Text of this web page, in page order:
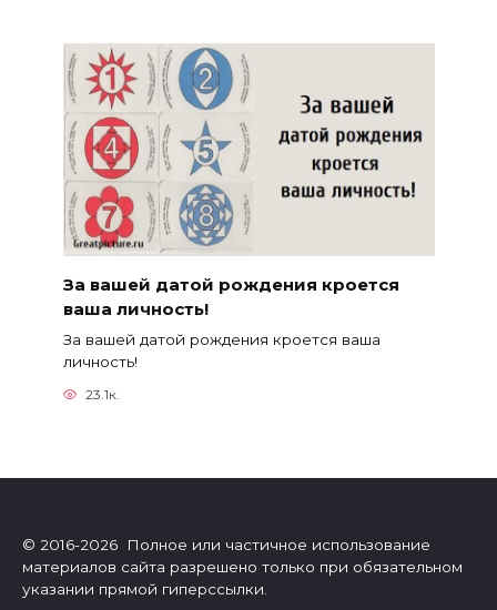
За вашей датой рождения кроется
ваша личность!
За вашей датой рождения кроется ваша
личность!
23.1к.
© 2016-2026 Полное или частичное использование
материалов сайта разрешено только при обязательном
указании прямой гиперссылки.